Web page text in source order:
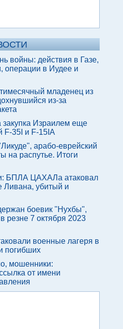
войны: действия в Газе,
операции в Иудее и
младенец из
из-за
Израилем еще
F-35I и F-15IA
арабо-еврейский
на распутье. Итоги
БПЛА ЦАХАЛа атаковал
Ливана, убитый и
боевик "Нухбы",
резне 7 октября 2023
военные лагеря в
погибших
мошенники:
от имени